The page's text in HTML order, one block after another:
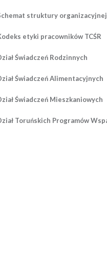
Page1 / 4
struktury organizacyjnej
Page
etyki pracowników TCŚR
Świadczeń Rodzinnych
Świadczeń Alimentacyjnych
Świadczeń Mieszkaniowych
Toruńskich Programów